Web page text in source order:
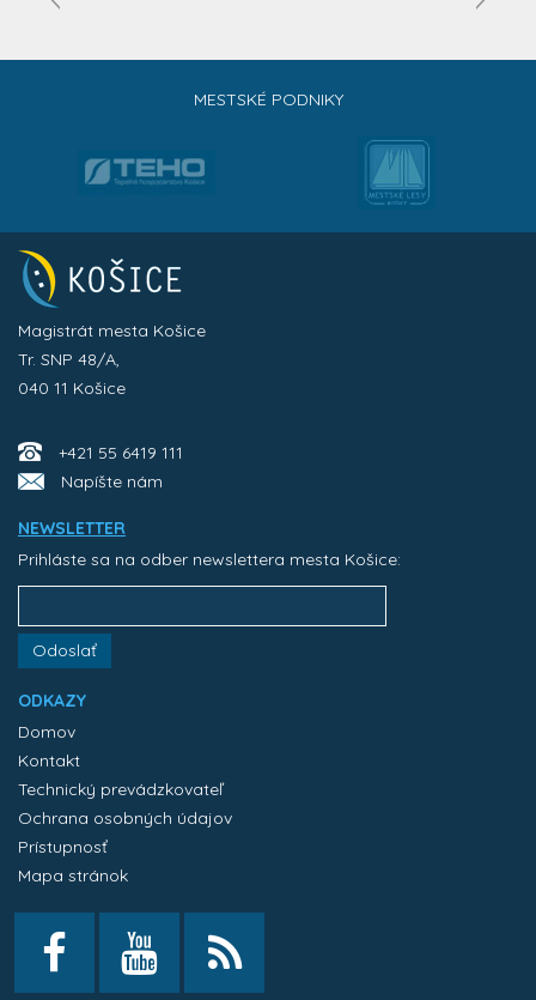
MESTSKÉ PODNIKY
Magistrát mesta Košice
Tr. SNP 48/A,
040 11 Košice
+421 55 6419 111
Napíšte nám
NEWSLETTER
Prihláste sa na odber newslettera mesta Košice:
Odoslať
ODKAZY
Domov
Kontakt
Technický prevádzkovateľ
Ochrana osobných údajov
Prístupnosť
Mapa stránok